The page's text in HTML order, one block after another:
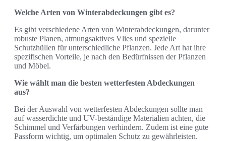
Welche Arten von Winterabdeckungen gibt es?
Es gibt verschiedene Arten von Winterabdeckungen, darunter
robuste Planen, atmungsaktives Vlies und spezielle
Schutzhüllen für unterschiedliche Pflanzen. Jede Art hat ihre
spezifischen Vorteile, je nach den Bedürfnissen der Pflanzen
und Möbel.
Wie wählt man die besten wetterfesten Abdeckungen
aus?
Bei der Auswahl von wetterfesten Abdeckungen sollte man
auf wasserdichte und UV-beständige Materialien achten, die
Schimmel und Verfärbungen verhindern. Zudem ist eine gute
Passform wichtig, um optimalen Schutz zu gewährleisten.